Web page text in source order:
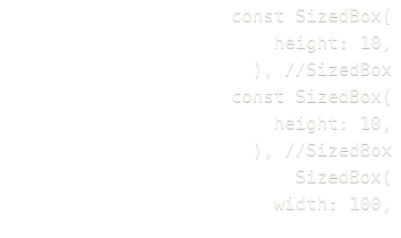
                  const SizedBox(
                    height: 10,
                  ), //SizedBox
                  const SizedBox(
                    height: 10,
                  ), //SizedBox
                  SizedBox(
                    width: 100,